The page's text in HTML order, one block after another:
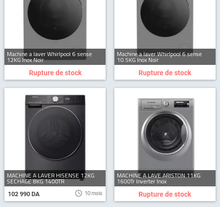
Machine a laver Whirlpool 6 sense
12KG Inox Noir
Rupture de stock
Machine a laver Whirlpool 6 sense
10.5KG Inox Noir
Rupture de stock
MACHINE A LAVER HISENSE 12KG
SECHAGE 8KG 1400TR
102 990 DA 10 mois
MACHINE A LAVE ARISTON 11KG
1600Tr Inverter Inox
Rupture de stock